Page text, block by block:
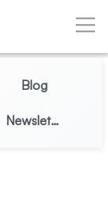
Blog
Newsletter